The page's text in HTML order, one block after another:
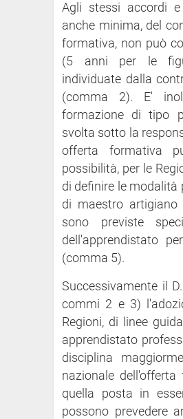
Agli stessi accordi
anche minima, del
formativa, non può
(5 anni per le
individuate dalla
(comma 2). E'
formazione di tipo
svolta sotto la
offerta formativa
possibilità, per le
di definire le modalità
di maestro
sono previste
dell'apprendistato
(comma 5).
Successivamente il
commi 2 e 3)
Regioni, di linee
apprendistato
disciplina
nazionale
quella posta in
possono prevedere